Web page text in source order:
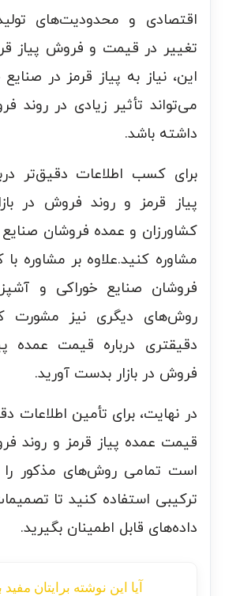
اقتصادی و محدودیت‌های
تغییر در قیمت و فروش پیاز
این، نیاز به پیاز قرمز در
می‌تواند تأثیر زیادی در
داشته باشد.
برای کسب اطلاعات دقیق‌تر
پیاز قرمز و روند فروش در
کشاورزان و عمده فروشان
مشاوره کنید.علاوه بر مشاوره
فروشان صنایع خوراکی و
روش‌های دیگری نیز مشورت
دقیقتری درباره قیمت عمده
فروش در بازار بدست آورید.
در نهایت، برای تأمین اطلاعات
قیمت عمده پیاز قرمز و روند
است تمامی روش‌های مذکور را
ترکیبی استفاده کنید تا
داده‌های قابل اطمینان بگیرید.
آیا این نوشته برایتان مفید